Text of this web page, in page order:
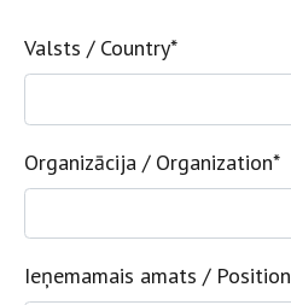
Valsts / Country*
Organizācija / Organization*
Ieņemamais amats / Position